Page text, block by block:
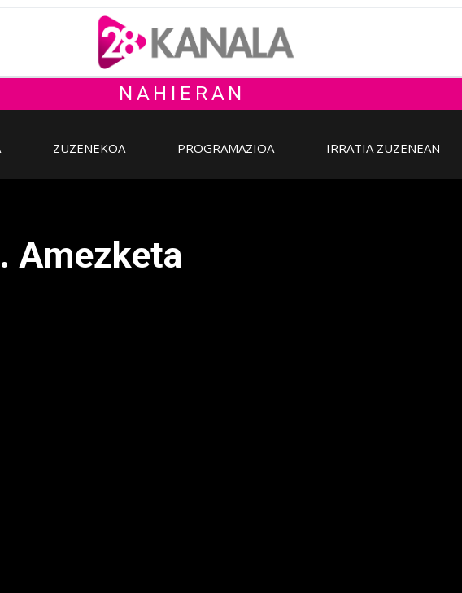
NAHIERAN
ZUZENEKOA PROGRAMAZIOA IRRATIA ZUZENEAN
Amezketa